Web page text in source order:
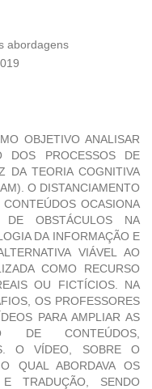
abordagens
OBJETIVO ANALISAR
DOS PROCESSOS DE
DA TEORIA COGNITIVA
O DISTANCIAMENTO
OCASIONA
OBSTÁCULOS NA
DA INFORMAÇÃO E
VIÁVEL AO
COMO RECURSO
OU FICTÍCIOS. NA
OS PROFESSORES
PARA AMPLIAR AS
DE CONTEÚDOS,
O VÍDEO, SOBRE O
QUAL ABORDAVA OS
TRADUÇÃO, SENDO